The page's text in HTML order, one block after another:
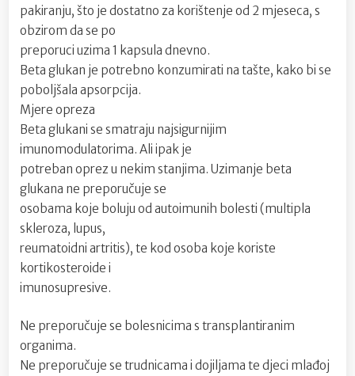
pakiranju, što je dostatno za korištenje od 2 mjeseca, s
obzirom da se po
preporuci uzima 1 kapsula dnevno.
Beta glukan je potrebno konzumirati na tašte, kako bi se
poboljšala apsorpcija.
Mjere opreza
Beta glukani se smatraju najsigurnijim
imunomodulatorima. Ali ipak je
potreban oprez u nekim stanjima. Uzimanje beta
glukana ne preporučuje se
osobama koje boluju od autoimunih bolesti (multipla
skleroza, lupus,
reumatoidni artritis), te kod osoba koje koriste
kortikosteroide i
imunosupresive.
Ne preporučuje se bolesnicima s transplantiranim
organima.
Ne preporučuje se trudnicama i dojiljama te djeci mlađoj